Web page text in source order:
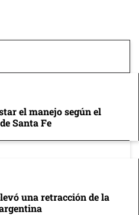
el manejo según el
Santa Fe
una retracción de la